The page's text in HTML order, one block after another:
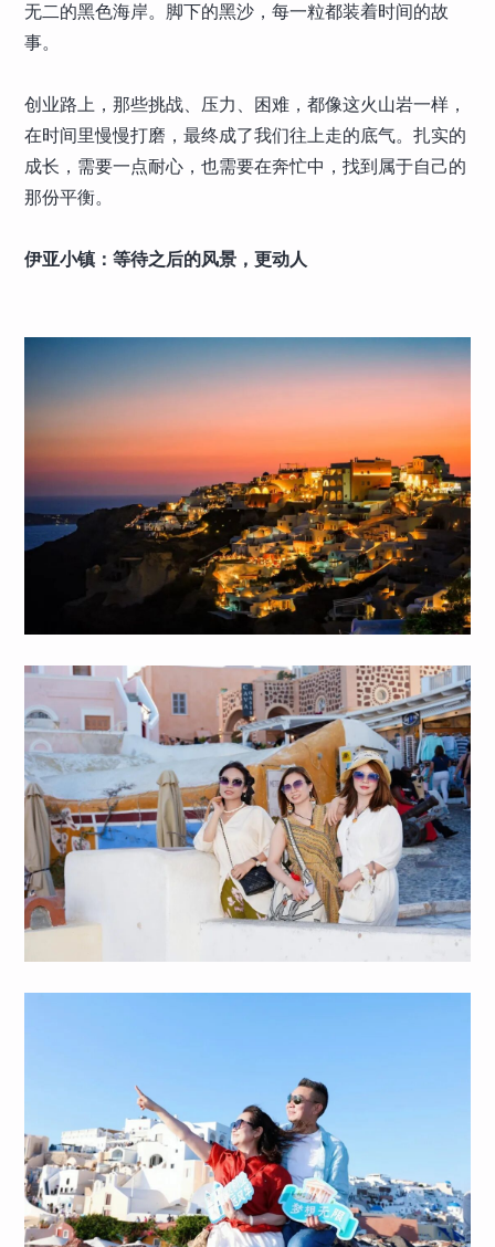
无二的黑色海岸。脚下的黑沙，每一粒都装着时间的故
事。
创业路上，那些挑战、压力、困难，都像这火山岩一样，
在时间里慢慢打磨，最终成了我们往上走的底气。扎实的
成长，需要一点耐心，也需要在奔忙中，找到属于自己的
那份平衡。
伊亚小镇：等待之后的风景，更动人